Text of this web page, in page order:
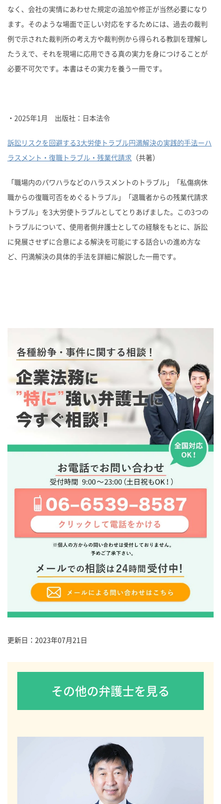
なく、会社の実情にあわせた規定の追加や修正が当然必要になり
ます。そのような場面で正しい対応をするためには、過去の裁判
例で示された裁判所の考え方や裁判例から得られる教訓を理解し
たうえで、それを現場に応用できる真の実力を身につけることが
必要不可欠です。本書はその実力を養う一冊です。
・2025年1月 出版社：日本法令
訴訟リスクを回避する3⼤労使トラブル円満解決の実践的⼿法ーハ
ラスメント・復職トラブル・残業代請求 （共著）
「職場内のパワハラなどのハラスメントのトラブル」「私傷病休
職からの復職可否をめぐるトラブル」「退職者からの残業代請求
トラブル」を3大労使トラブルとしてとりあげました。この3つの
トラブルについて、使用者側弁護士としての経験をもとに、訴訟
に発展させずに合意による解決を可能にする話合いの進め⽅な
ど、円満解決の具体的手法を詳細に解説した一冊です。
更新日： 2023年07月21日
その他の弁護士を見る